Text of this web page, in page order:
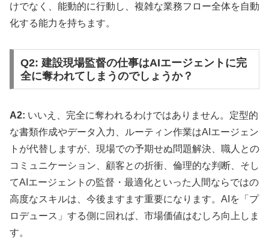
けでなく、能動的に行動し、複雑な業務フロー全体を自動
化する能力を持ちます。
Q2: 建設現場監督の仕事はAIエージェントに完
全に奪われてしまうのでしょうか？
A2: いいえ、完全に奪われるわけではありません。定型的
な書類作成やデータ入力、ルーティン作業はAIエージェン
トが代替しますが、現場での予期せぬ問題解決、職人との
コミュニケーション、顧客との折衝、倫理的な判断、そし
てAIエージェントの監督・最適化といった人間ならではの
高度なスキルは、今後ますます重要になります。AIを「プ
ロデュース」する側に回れば、市場価値はむしろ向上しま
す。